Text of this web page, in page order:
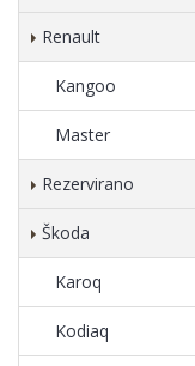
Renault
Kangoo
Master
Rezervirano
Škoda
Karoq
Kodiaq